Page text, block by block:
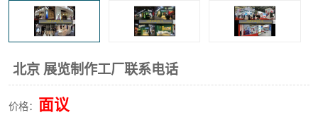
北京 展览制作工厂联系电话
价格： 面议